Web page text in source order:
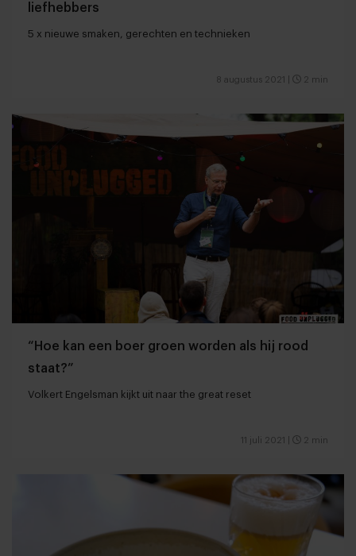
liefhebbers
5 x nieuwe smaken, gerechten en technieken
8 augustus 2021 2 min
“Hoe kan een boer groen worden als hij rood
staat?”
Volkert Engelsman kijkt uit naar the great reset
11 juli 2021 2 min